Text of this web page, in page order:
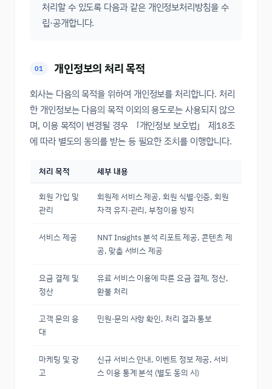
처리할 수 있도록 다음과 같은 개인정보처리방침을 수
립·공개합니다.
01 개인정보의 처리 목적
회사는 다음의 목적을 위하여 개인정보를 처리합니다. 처리
한 개인정보는 다음의 목적 이외의 용도로는 사용되지 않으
며, 이용 목적이 변경될 경우 「개인정보 보호법」 제18조
에 따라 별도의 동의를 받는 등 필요한 조치를 이행합니다.
처리 목적 세부 내용
회원 가입 및
관리
회원제 서비스 제공, 회원 식별·인증, 회원
자격 유지·관리, 부정이용 방지
서비스 제공
NNT Insights 분석 리포트 제공, 콘텐츠 제
공, 맞춤 서비스 제공
요금 결제 및
정산
유료 서비스 이용에 따른 요금 결제, 정산,
환불 처리
고객 문의 응
대
민원·문의 사항 확인, 처리 결과 통보
마케팅 및 광
고
신규 서비스 안내, 이벤트 정보 제공, 서비
스 이용 통계 분석 (별도 동의 시)